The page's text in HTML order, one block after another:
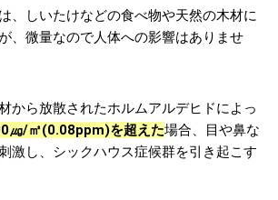
、しいたけなどの食べ物や天然の木材に
、微量なので人体への影響はありませ
から放散されたホルムアルデヒドによっ
㎍/㎡(0.08ppm)を超えた場合、目や鼻な
激し、シックハウス症候群を引き起こす